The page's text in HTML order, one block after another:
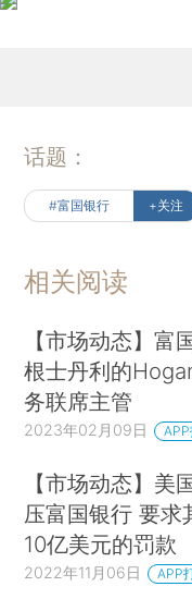
话题：
#富国银行 +关注
相关阅读
【市场动态】富
根士丹利的
务联席主管
2023年02月09日
【市场动态】美
压富国银行 要求
10亿美元的罚款
2022年11月06日 APP